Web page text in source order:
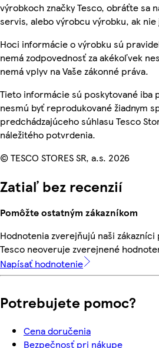
výrobkoch značky Tesco, obráťte sa
servis, alebo výrobcu výrobku, ak nie
Hoci informácie o výrobku sú
nemá zodpovednosť za akékoľvek
nemá vplyv na Vaše zákonné práva.
Tieto informácie sú poskytované iba
nesmú byť reprodukované žiadnym
predchádzajúceho súhlasu Tesco
náležitého potvrdenia.
© TESCO STORES SR, a.s. 2026
Zatiaľ bez recenzií
Pomôžte ostatným zákazníkom
Hodnotenia zverejňujú naši
Tesco neoveruje zverejnené
Napísať hodnotenie
Potrebujete pomoc?
Cena doručenia
Bezpečnosť pri nákupe